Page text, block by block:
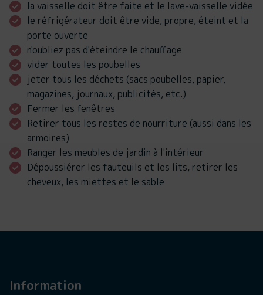
la vaisselle doit être faite et le lave-vaisselle vidée
le réfrigérateur doit être vide, propre, éteint et la
porte ouverte
n'oubliez pas d'éteindre le chauffage
vider toutes les poubelles
jeter tous les déchets (sacs poubelles, papier,
magazines, journaux, publicités, etc.)
Fermer les fenêtres
Retirer tous les restes de nourriture (aussi dans les
armoires)
Ranger les meubles de jardin à l'intérieur
Dépoussiérer les fauteuils et les lits, retirer les
cheveux, les miettes et le sable
Information